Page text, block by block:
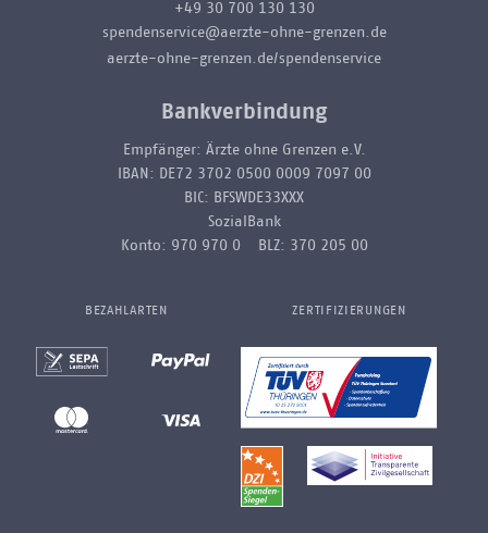
+49 30 700 130 130
spendenservice@aerzte-ohne-grenzen.de
aerzte-ohne-grenzen.de/spendenservice
Bankverbindung
Empfänger: Ärzte ohne Grenzen e.V.
IBAN: DE72 3702 0500 0009 7097 00
BIC: BFSWDE33XXX
SozialBank
Konto: 970 970 0 BLZ: 370 205 00
BEZAHLARTEN ZERTIFIZIERUNGEN